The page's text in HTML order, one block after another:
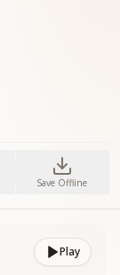
Save Offline
Play